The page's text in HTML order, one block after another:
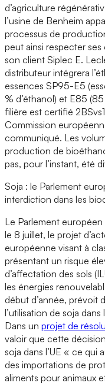
d’agriculture
l’usine de Benheim
processus de
peut ainsi respecter
son client Siplec E.
distributeur intégrera
essences SP95-E5
% d’éthanol) et E85
filière est certifié
Commission
communiqué. Les
production de
pas, pour l’instant, été
Soja : le Parlement
interdiction dans les
Le Parlement
le 8 juillet, le projet
européenne visant à
présentant un risque
d’affectation des sols
les énergies
début d’année, prévoit
l’utilisation de soja
Dans un projet de
valoir que cette
soja dans l’UE « ce qui
des importations de
aliments pour animaux